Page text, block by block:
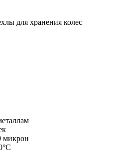
для хранения колес
микрон